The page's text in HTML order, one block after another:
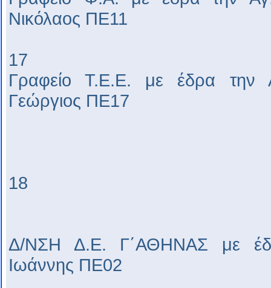
Νικόλαος ΠΕ11
17
Γραφείο Τ.Ε.Ε. με έδρα την
Γεώργιος ΠΕ17
18
Δ/ΝΣΗ Δ.Ε. Γ΄ΑΘΗΝΑΣ με
Ιωάννης ΠΕ02